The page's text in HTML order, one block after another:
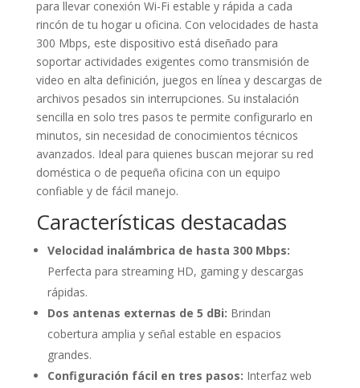
para llevar conexión Wi-Fi estable y rápida a cada
rincón de tu hogar u oficina. Con velocidades de hasta
300 Mbps, este dispositivo está diseñado para
soportar actividades exigentes como transmisión de
video en alta definición, juegos en línea y descargas de
archivos pesados sin interrupciones. Su instalación
sencilla en solo tres pasos te permite configurarlo en
minutos, sin necesidad de conocimientos técnicos
avanzados. Ideal para quienes buscan mejorar su red
doméstica o de pequeña oficina con un equipo
confiable y de fácil manejo.
Características destacadas
Velocidad inalámbrica de hasta 300 Mbps:
Perfecta para streaming HD, gaming y descargas
rápidas.
Dos antenas externas de 5 dBi: Brindan
cobertura amplia y señal estable en espacios
grandes.
Configuración fácil en tres pasos: Interfaz web